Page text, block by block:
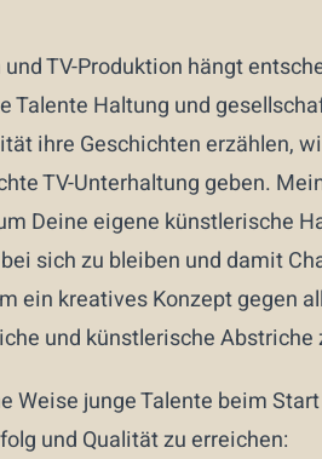
TV-Produktion hängt
Talente Haltung und
ihre Geschichten erzählen,
TV-Unterhaltung geben.
Deine eigene künstlerische
sich zu bleiben und damit
ein kreatives Konzept gegen
und künstlerische Abstriche
Weise junge Talente beim
und Qualität zu erreichen: